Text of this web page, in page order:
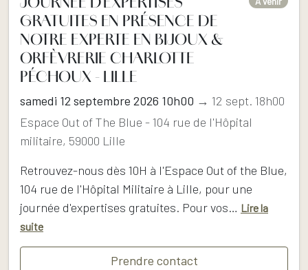
GRATUITES EN PRÉSENCE DE
NOTRE EXPERTE EN BIJOUX &
ORFÈVRERIE CHARLOTTE
PÉCHOUX - LILLE
samedi 12 septembre 2026 10h00 → 12 sept. 18h00
Espace Out of The Blue - 104 rue de l'Hôpital
militaire, 59000 Lille
Retrouvez-nous dès 10H à l'Espace Out of the Blue,
104 rue de l'Hôpital Militaire à Lille, pour une
journée d'expertises gratuites. Pour vos… Lire la
suite
Prendre contact